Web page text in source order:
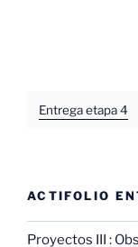
Entrega etapa 4
ACTIFOLIO
Proyectos III :